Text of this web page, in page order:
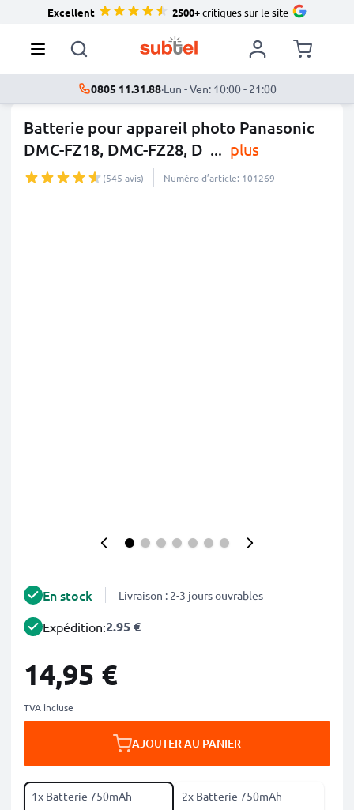
Excellent 2500+critiques sur le site
0805 11.31.88·Lun - Ven: 10:00 - 21:00
Batterie pour appareil photo Panasonic
DMC-FZ18, DMC-FZ28, D ... plus
(545 avis) Numéro d’article: 101269
En stock Livraison : 2-3 jours ouvrables
Expédition:2.95 €
14,95 €
TVA incluse
AJOUTER AU PANIER
1x Batterie 750mAh 2x Batterie 750mAh